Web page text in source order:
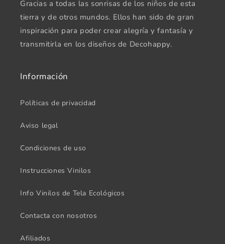
Gracias a todas las sonrisas de los niños de esta
tierra y de otros mundos. Ellos han sido de gran
inspiración para poder crear alegría y fantasía y
transmitirla en los diseños de Decohappy.
Información
Políticas de privacidad
Aviso legal
Condiciones de uso
Instrucciones Vinilos
Info Vinilos de Tela Ecológicos
Contacta con nosotros
Afiliados